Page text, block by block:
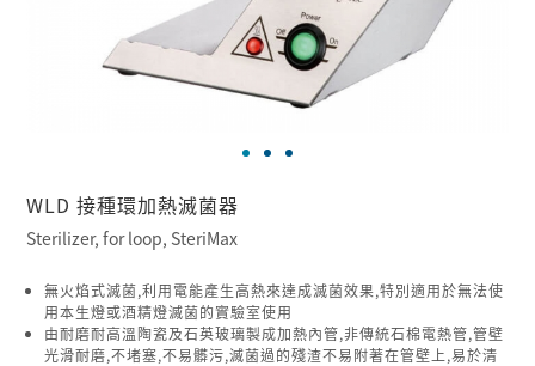
WLD 接種環加熱滅菌器
Sterilizer, for loop, SteriMax
無火焰式滅菌,利用電能產生高熱來達成滅菌效果,特別適用於無法使
用本生燈或酒精燈滅菌的實驗室使用
由耐磨耐高溫陶瓷及石英玻璃製成加熱內管,非傳統石棉電熱管,管壁
光滑耐磨,不堵塞,不易髒污,滅菌過的殘渣不易附著在管壁上,易於清